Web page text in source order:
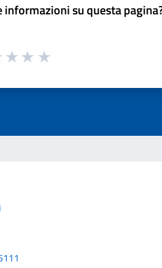
informazioni su questa